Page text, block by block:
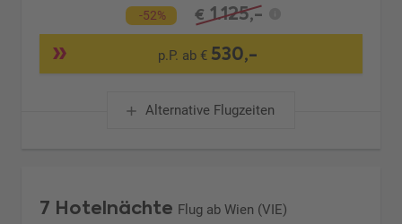
-52% € 1.125,-
p.P. ab € 530,-
Alternative Flugzeiten
7 Hotelnächte Flug ab Wien (VIE)